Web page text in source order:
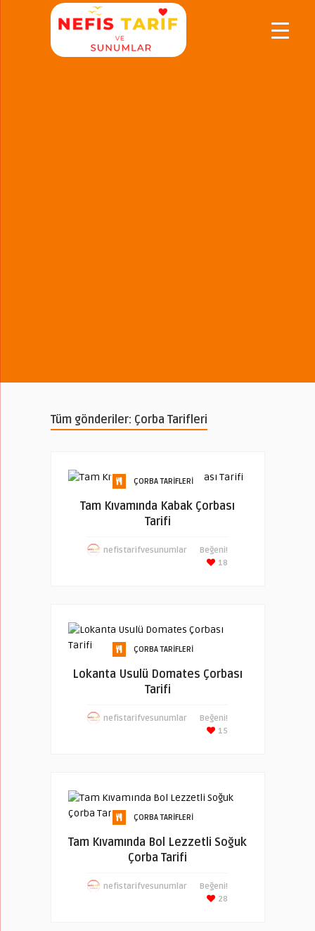
Tüm gönderiler: Çorba Tarifleri
ÇORBA TARIFLERI
Tam Kıvamında Kabak Çorbası
Tarifi
nefistarifvesunumlar
Beğeni!
18
ÇORBA TARIFLERI
Lokanta Usulü Domates Çorbası
Tarifi
nefistarifvesunumlar
Beğeni!
15
ÇORBA TARIFLERI
Tam Kıvamında Bol Lezzetli Soğuk
Çorba Tarifi
nefistarifvesunumlar
Beğeni!
28